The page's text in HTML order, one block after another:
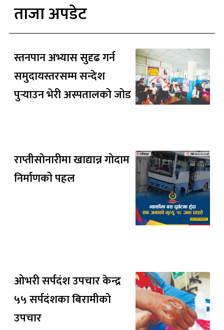
ताजा अपडेट
स्तनपान अभ्यास सुदृढ गर्न
समुदायस्तरसम्म सन्देश
पुर्‍याउन भेरी अस्पतालको जोड
राप्तीसोनारीमा खाद्यान्न गोदाम
निर्माणको पहल
ओभरी सर्पदंश उपचार केन्द्र
५५ सर्पदंशका बिरामीको
उपचार